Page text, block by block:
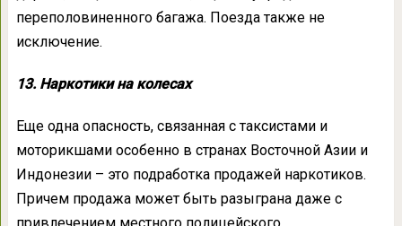
переполовиненного багажа. Поезда также не
исключение.
13. Наркотики на колесах
Еще одна опасность, связанная с таксистами и
моторикшами особенно в странах Восточной Азии и
Индонезии – это подработка продажей наркотиков.
Причем продажа может быть разыграна даже с